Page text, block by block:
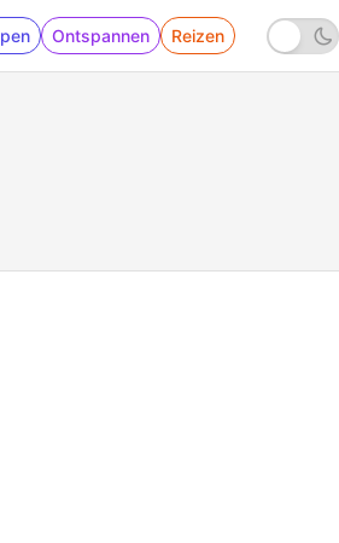
Ontspannen Reizen